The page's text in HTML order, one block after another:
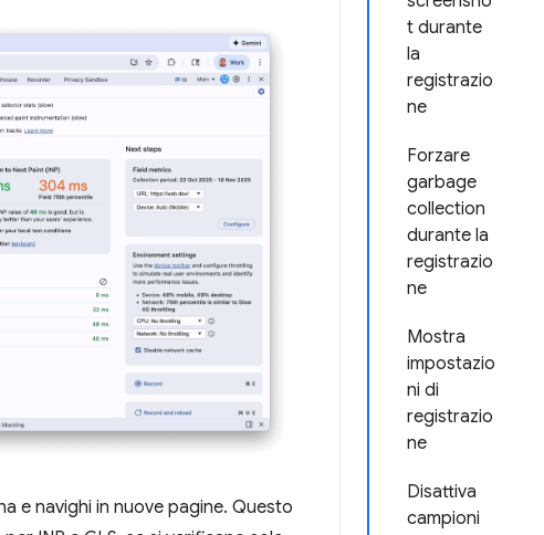
t durante
la
registrazio
ne
Forzare
garbage
collection
durante la
registrazio
ne
Mostra
impostazio
ni di
registrazio
ne
Disattiva
campioni
e navighi in nuove pagine. Questo